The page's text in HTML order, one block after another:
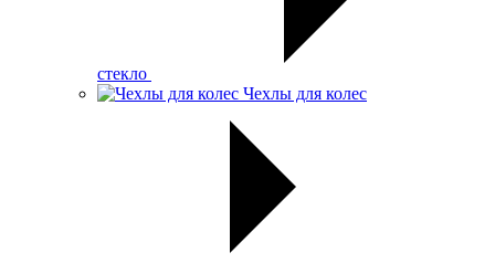
стекло
Чехлы для колес